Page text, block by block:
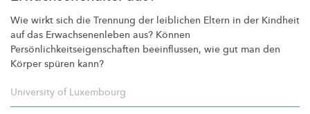
Wie wirkt sich die Trennung der leiblichen Eltern in der Kindheit
auf das Erwachsenenleben aus? Können
Persönlichkeitseigenschaften beeinflussen, wie gut man den
Körper spüren kann?
University of Luxembourg